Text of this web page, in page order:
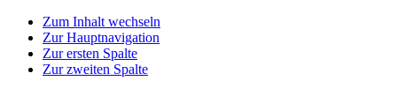
Zum Inhalt wechseln
Zur Hauptnavigation
Zur ersten Spalte
Zur zweiten Spalte